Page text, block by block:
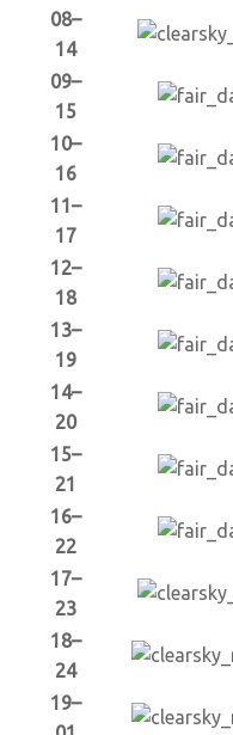
08–
14
09–
15
10–
16
11–
17
12–
18
13–
19
14–
20
15–
21
16–
22
17–
23
18–
24
19–